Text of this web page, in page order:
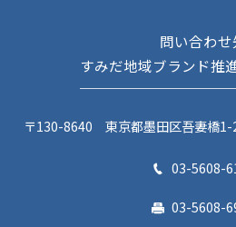
問い合わせ
すみだ地域ブランド推
〒130-8640 東京都墨田区吾妻橋1-
03-5608-
03-5608-